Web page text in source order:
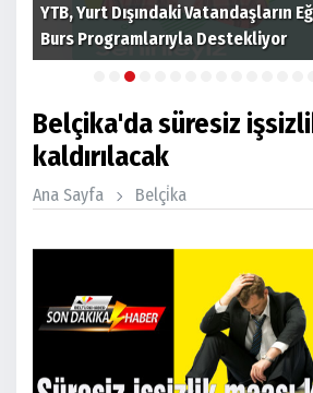
YTB, Yurt Dışındaki Vatandaşların
Burs Programlarıyla Destekliyor
Belçika'da süresiz
kaldırılacak
Ana Sayfa Belçi̇ka